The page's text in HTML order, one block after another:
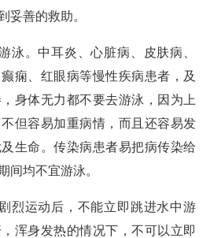
妥善的救助。
泳。中耳炎、心脏病、皮肤病、
痫、红眼病等慢性疾病患者，及
身体无力都不要去游泳，因为上
但容易加重病情，而且还容易发
生命。传染病患者易把病传染给
间均不宜游泳。
烈运动后，不能立即跳进水中游
浑身发热的情况下，不可以立即